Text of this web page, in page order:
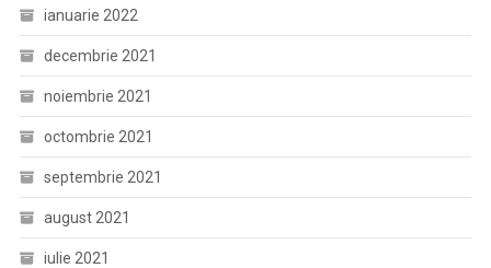
ianuarie 2022
decembrie 2021
noiembrie 2021
octombrie 2021
septembrie 2021
august 2021
iulie 2021